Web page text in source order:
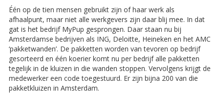
Één op de tien mensen gebruikt zijn of haar werk als
afhaalpunt, maar niet alle werkgevers zijn daar blij mee. In dat
gat is het bedrijf MyPup gesprongen. Daar staan nu bij
Amsterdamse bedrijven als ING, Deloitte, Heineken en het AMC
‘pakketwanden’. De pakketten worden van tevoren op bedrijf
gesorteerd en één koerier komt nu per bedrijf alle pakketten
tegelijk in de kluizen in die wanden stoppen. Vervolgens krijgt de
medewerker een code toegestuurd. Er zijn bijna 200 van die
pakketkluizen in Amsterdam.